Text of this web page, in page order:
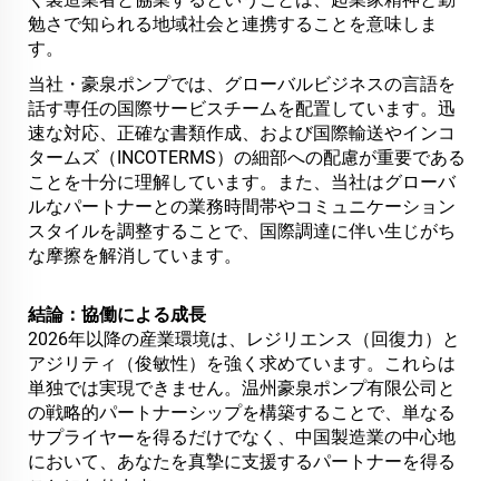
勉さで知られる地域社会と連携することを意味しま
す。
当社・豪泉ポンプでは、グローバルビジネスの言語を
話す専任の国際サービスチームを配置しています。迅
速な対応、正確な書類作成、および国際輸送やインコ
タームズ（INCOTERMS）の細部への配慮が重要である
ことを十分に理解しています。また、当社はグローバ
ルなパートナーとの業務時間帯やコミュニケーション
スタイルを調整することで、国際調達に伴い生じがち
な摩擦を解消しています。
結論：協働による成長
2026年以降の産業環境は、レジリエンス（回復力）と
アジリティ（俊敏性）を強く求めています。これらは
単独では実現できません。温州豪泉ポンプ有限公司と
の戦略的パートナーシップを構築することで、単なる
サプライヤーを得るだけでなく、中国製造業の中心地
において、あなたを真摯に支援するパートナーを得る